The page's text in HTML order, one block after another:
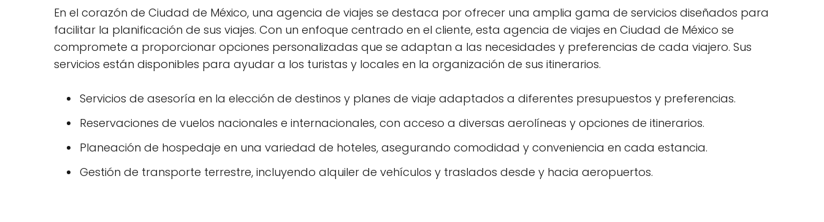
En el corazón de Ciudad de México, una agencia de viajes se destaca por ofrecer una amplia gama de servicios diseñados para
facilitar la planificación de sus viajes. Con un enfoque centrado en el cliente, esta agencia de viajes en Ciudad de México se
compromete a proporcionar opciones personalizadas que se adaptan a las necesidades y preferencias de cada viajero. Sus
servicios están disponibles para ayudar a los turistas y locales en la organización de sus itinerarios.
Servicios de asesoría en la elección de destinos y planes de viaje adaptados a diferentes presupuestos y preferencias.
Reservaciones de vuelos nacionales e internacionales, con acceso a diversas aerolíneas y opciones de itinerarios.
Planeación de hospedaje en una variedad de hoteles, asegurando comodidad y conveniencia en cada estancia.
Gestión de transporte terrestre, incluyendo alquiler de vehículos y traslados desde y hacia aeropuertos.